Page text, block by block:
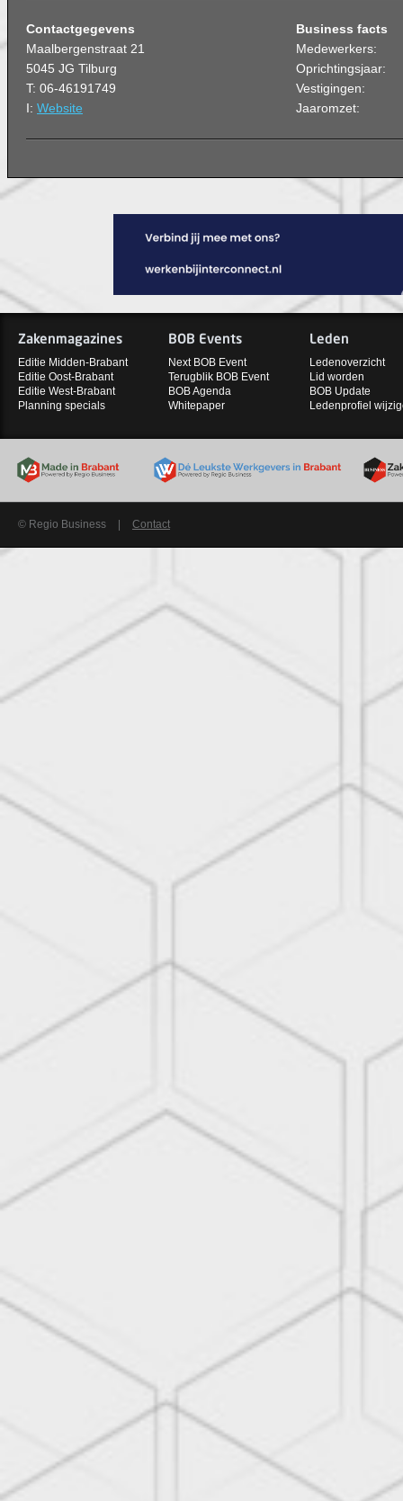
Contactgegevens
Maalbergenstraat 21
5045 JG Tilburg
T: 06-46191749
I: Website
Business facts
Medewerkers:
Oprichtingsjaar:
Vestigingen:
Jaaromzet:
Zakenmagazines
Editie Midden-Brabant
Editie Oost-Brabant
Editie West-Brabant
Planning specials
BOB Events
Next BOB Event
Terugblik BOB Event
BOB Agenda
Whitepaper
Leden
Ledenoverzicht
Lid worden
BOB Update
Ledenprofiel
© Regio Business Contact